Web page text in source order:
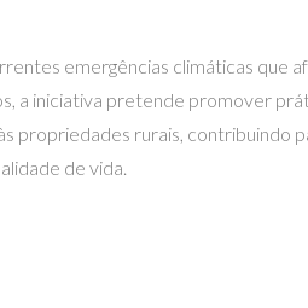
emergências climáticas que
a iniciativa pretende promover
propriedades rurais, contribuindo
de vida.